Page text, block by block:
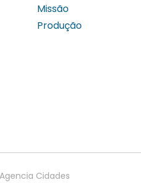
Missão
Produção
Cidades